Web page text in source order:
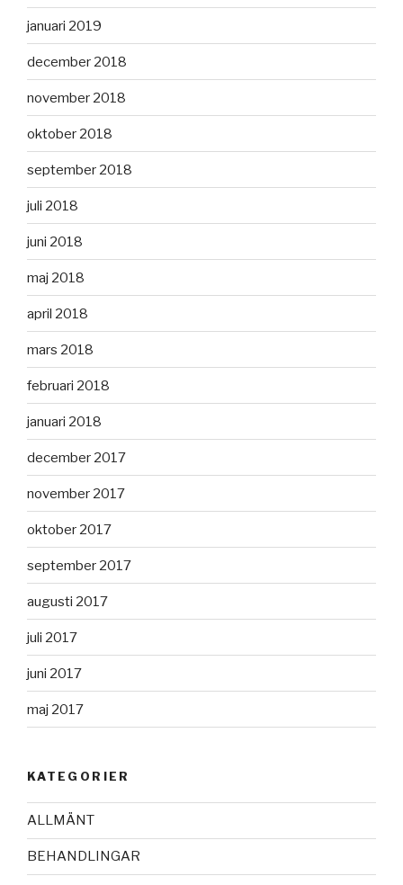
januari 2019
december 2018
november 2018
oktober 2018
september 2018
juli 2018
juni 2018
maj 2018
april 2018
mars 2018
februari 2018
januari 2018
december 2017
november 2017
oktober 2017
september 2017
augusti 2017
juli 2017
juni 2017
maj 2017
KATEGORIER
ALLMÄNT
BEHANDLINGAR